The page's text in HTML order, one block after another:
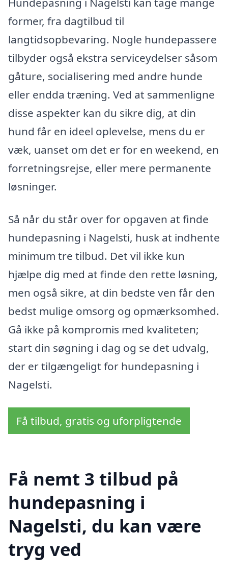
former, fra dagtilbud til
langtidsopbevaring. Nogle hundepassere
tilbyder også ekstra serviceydelser såsom
gåture, socialisering med andre hunde
eller endda træning. Ved at sammenligne
disse aspekter kan du sikre dig, at din
hund får en ideel oplevelse, mens du er
væk, uanset om det er for en weekend, en
forretningsrejse, eller mere permanente
løsninger.
Så når du står over for opgaven at finde
hundepasning i Nagelsti, husk at indhente
minimum tre tilbud. Det vil ikke kun
hjælpe dig med at finde den rette løsning,
men også sikre, at din bedste ven får den
bedst mulige omsorg og opmærksomhed.
Gå ikke på kompromis med kvaliteten;
start din søgning i dag og se det udvalg,
der er tilgængeligt for hundepasning i
Nagelsti.
Få tilbud, gratis og uforpligtende
Få nemt 3 tilbud på
hundepasning i
Nagelsti, du kan være
tryg ved